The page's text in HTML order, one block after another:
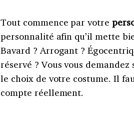
Tout commence par votre
personnalité afin qu’il mette
Bavard ? Arrogant ?
réservé ? Vous vous
le choix de votre costume. Il
compte réellement.